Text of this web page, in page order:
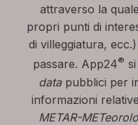
attraverso la
propri punti di
di villeggiatura,
passare. App24®
datapubblici per
informazioni
METAR-